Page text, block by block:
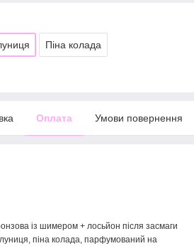
Піна колада
Оплата Умови повернення
із шимером + лосьйон після засмаги
піна колада, парфумований на